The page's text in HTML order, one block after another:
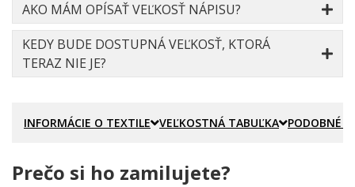
AKO MÁM OPÍSAŤ VEĽKOSŤ NÁPISU?
KEDY BUDE DOSTUPNÁ VEĽKOSŤ, KTORÁ
TERAZ NIE JE?
INFORMÁCIE O TEXTILE VEĽKOSTNÁ TABUĽKA PODOBNÉ
Prečo si ho zamilujete?